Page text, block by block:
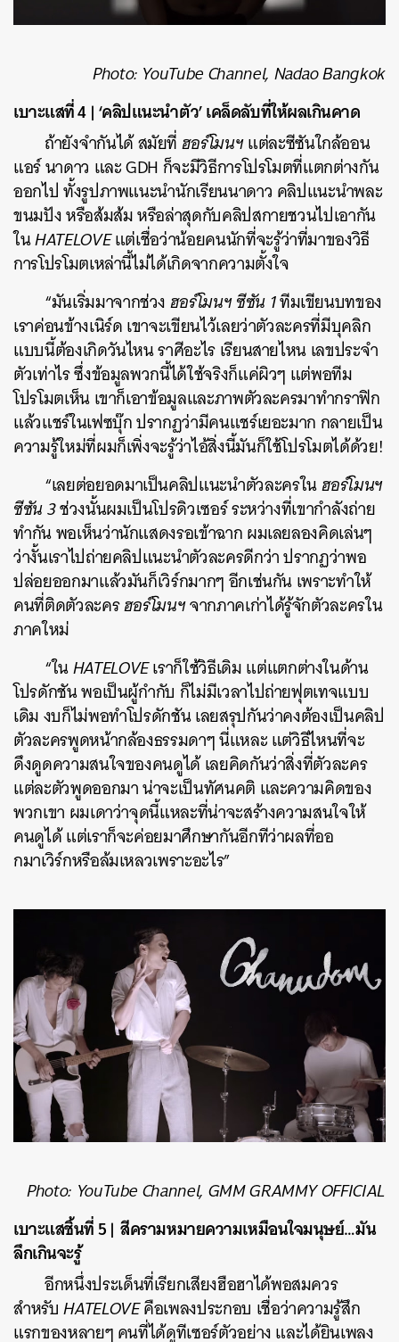
Photo: YouTube Channel, Nadao Bangkok
เบาะแสที่ 4 | ‘คลิปแนะนำตัว’ เคล็ดลับที่ให้ผลเกินคาด
ถ้ายังจำกันได้ สมัยที่ฮอร์โมนฯแต่ละซีซันใกล้ออน
แอร์ นาดาว และ GDH ก็จะมีวิธีการโปรโมตที่แตกต่างกัน
ออกไป ทั้งรูปภาพแนะนำนักเรียนนาดาว คลิปแนะนำพละ
ขนมปัง หรือส้มส้ม หรือล่าสุดกับคลิปสกายชวนไปเอากัน
ในHATELOVEแต่เชื่อว่าน้อยคนนักที่จะรู้ว่าที่มาของวิธี
การโปรโมตเหล่านี้ไม่ได้เกิดจากความตั้งใจ
“มันเริ่มมาจากช่วงฮอร์โมนฯ ซีซัน 1ทีมเขียนบทของ
เราค่อนข้างเนิร์ด เขาจะเขียนไว้เลยว่าตัวละครที่มีบุคลิก
แบบนี้ต้องเกิดวันไหน ราศีอะไร เรียนสายไหน เลขประจำ
ตัวเท่าไร ซึ่งข้อมูลพวกนี้ได้ใช้จริงก็แค่ผิวๆ แต่พอทีม
โปรโมตเห็น เขาก็เอาข้อมูลและภาพตัวละครมาทำกราฟิก
แล้วแชร์ในเฟซบุ๊ก ปรากฏว่ามีคนแชร์เยอะมาก กลายเป็น
ความรู้ใหม่ที่ผมก็เพิ่งจะรู้ว่าไอ้สิ่งนี้มันก็ใช้โปรโมตได้ด้วย!
“เลยต่อยอดมาเป็นคลิปแนะนำตัวละครในฮอร์โมนฯ
ซีซัน 3ช่วงนั้นผมเป็นโปรดิวเซอร์ ระหว่างที่เขากำลังถ่าย
ทำกัน พอเห็นว่านักแสดงรอเข้าฉาก ผมเลยลองคิดเล่นๆ
ว่างั้นเราไปถ่ายคลิปแนะนำตัวละครดีกว่า ปรากฏว่าพอ
ปล่อยออกมาแล้วมันก็เวิร์กมากๆ อีกเช่นกัน เพราะทำให้
คนที่ติดตัวละครฮอร์โมนฯจากภาคเก่าได้รู้จักตัวละครใน
ภาคใหม่
“ในHATELOVEเราก็ใช้วิธีเดิม แต่แตกต่างในด้าน
โปรดักชัน พอเป็นผู้กำกับ ก็ไม่มีเวลาไปถ่ายฟุตเทจแบบ
เดิม งบก็ไม่พอทำโปรดักชัน เลยสรุปกันว่าคงต้องเป็นคลิป
ตัวละครพูดหน้ากล้องธรรมดาๆ นี่แหละ แต่วิธีไหนที่จะ
ดึงดูดความสนใจของคนดูได้ เลยคิดกันว่าสิ่งที่ตัวละคร
แต่ละตัวพูดออกมา น่าจะเป็นทัศนคติ และความคิดของ
พวกเขา ผมเดาว่าจุดนี้แหละที่น่าจะสร้างความสนใจให้
คนดูได้ แต่เราก็จะค่อยมาศึกษากันอีกทีว่าผลที่ออ
กมาเวิร์กหรือล้มเหลวเพราะอะไร”
Photo: YouTube Channel, GMM GRAMMY OFFICIAL
เบาะแสชิ้นที่ 5 | สีครามหมายความเหมือนใจมนุษย์…มัน
ลึกเกินจะรู้
อีกหนึ่งประเด็นที่เรียกเสียงฮือฮาได้พอสมควร
สำหรับHATELOVEคือเพลงประกอบ เชื่อว่าความรู้สึก
แรกของหลายๆ คนที่ได้ดูทีเซอร์ตัวอย่าง และได้ยินเพลง
ค้นหา
SHARE TWEET LINE EMAIL